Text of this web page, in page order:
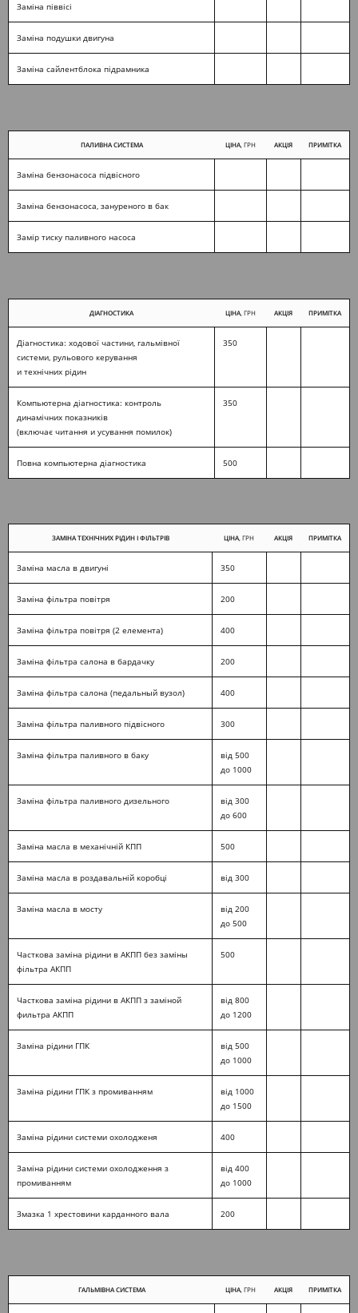
Заміна піввісі
Заміна подушки двигуна
Заміна сайлентблока підрамника
ПАЛИВНА СИСТЕМА ЦІНА, ГРН АКЦІЯ ПРИМІТКА
Заміна бензонасоса підвісного
Заміна бензонасоса, зануреного в бак
Замір тиску паливного насоса
ДІАГНОСТИКА ЦІНА, ГРН АКЦІЯ ПРИМІТКА
Діагностика: ходової частини, гальмівної
системи, рульового керування
и технічних рідин
350
Компьютерна діагностика: контроль
динамічних показників
(включає читання и усування помилок)
350
Повна компьютерна діагностика 500
ЗАМІНА ТЕХНІЧНИХ РІДИН І ФІЛЬТРІВ ЦІНА, ГРН АКЦІЯ ПРИМІТКА
Заміна масла в двигуні 350
Заміна фільтра повітря 200
Заміна фільтра повітря (2 елемента) 400
Заміна фільтра салона в бардачку 200
Заміна фільтра салона (педальный вузол) 400
Заміна фільтра паливного підвісного 300
Заміна фільтра паливного в баку
від 500
до 1000
Заміна фільтра паливного дизельного
від 300
до 600
Заміна масла в механічній КПП 500
Заміна масла в роздавальній коробці від 300
Заміна масла в мосту
від 200
до 500
Часткова заміна рідини в АКПП без заміны
фільтра АКПП
500
Часткова заміна рідини в АКПП з заміной
фильтра АКПП
від 800
до 1200
Заміна рідини ГПК
від 500
до 1000
Заміна рідини ГПК з промиванням
від 1000
до 1500
Заміна рідини системи охолодженя 400
Заміна рідини системи охолодження з
промиванням
від 400
до 1000
Змазка 1 хрестовини карданного вала 200
ГАЛЬМІВНА СИСТЕМА ЦІНА, ГРН АКЦІЯ ПРИМІТКА